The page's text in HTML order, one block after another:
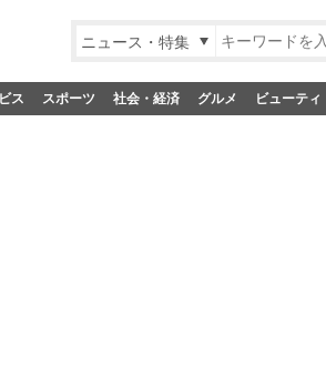
ニュース・特集
ス スポーツ 社会・経済 グルメ ビューティ